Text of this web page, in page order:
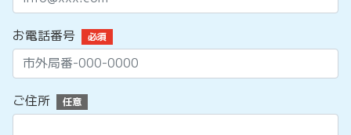
お電話番号 必須
ご住所 任意